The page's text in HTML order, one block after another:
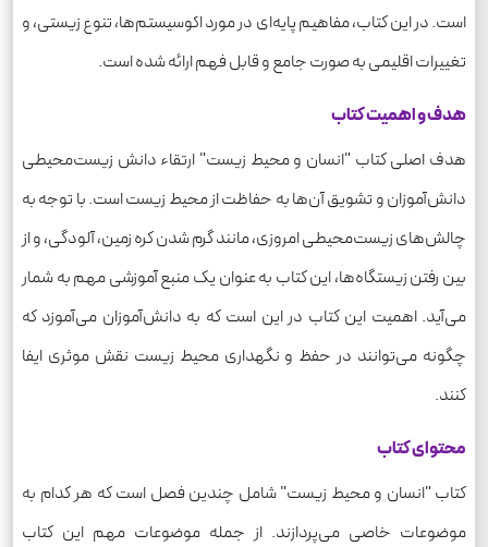
است. در این کتاب، مفاهیم پایه‌ای در مورد اکوسیستم‌ها، تنوع زیستی، و
تغییرات اقلیمی به صورت جامع و قابل فهم ارائه شده است.
هدف و اهمیت کتاب
هدف اصلی کتاب "انسان و محیط زیست" ارتقاء دانش زیست‌محیطی
دانش‌آموزان و تشویق آن‌ها به حفاظت از محیط زیست است. با توجه به
چالش‌های زیست‌محیطی امروزی، مانند گرم شدن کره زمین، آلودگی، و از
بین رفتن زیستگاه‌ها، این کتاب به عنوان یک منبع آموزشی مهم به شمار
می‌آید. اهمیت این کتاب در این است که به دانش‌آموزان می‌آموزد که
چگونه می‌توانند در حفظ و نگهداری محیط زیست نقش موثری ایفا
کنند.
محتوای کتاب
کتاب "انسان و محیط زیست" شامل چندین فصل است که هر کدام به
موضوعات خاصی می‌پردازند. از جمله موضوعات مهم این کتاب